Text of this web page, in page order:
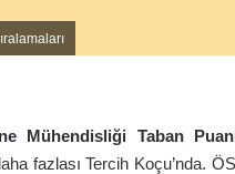
Mühendisliği Taban
fazlası Tercih Koçu’nda.